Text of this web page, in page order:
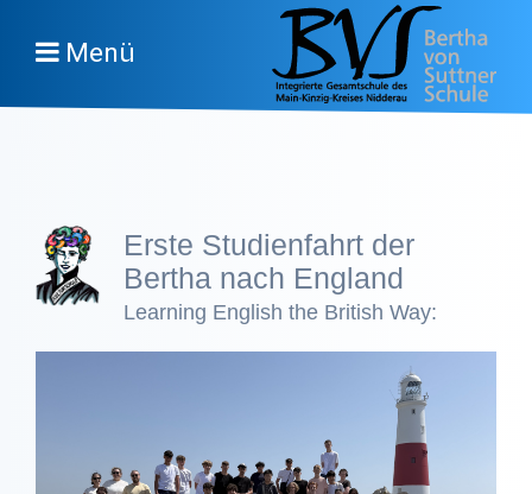
Menü
Erste Studienfahrt der
Bertha nach England
Learning English the British Way: